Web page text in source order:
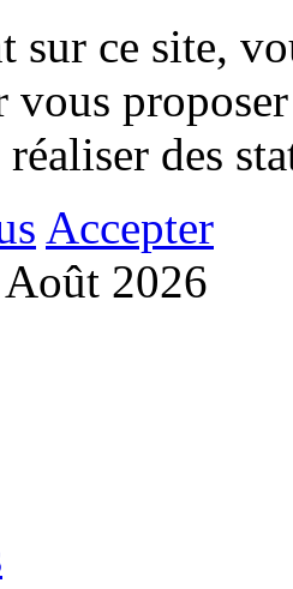
sur ce site,
vous
des
Accepter
2026